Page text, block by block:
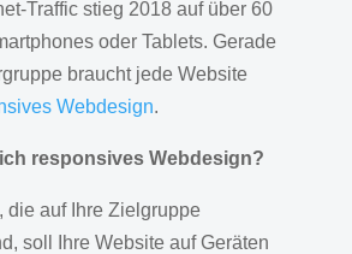
Traffic stieg 2018 auf über 60
oder Tablets. Gerade
braucht jede Website
Webdesign.
responsives Webdesign?
, die auf Ihre Zielgruppe
soll Ihre Website auf Geräten